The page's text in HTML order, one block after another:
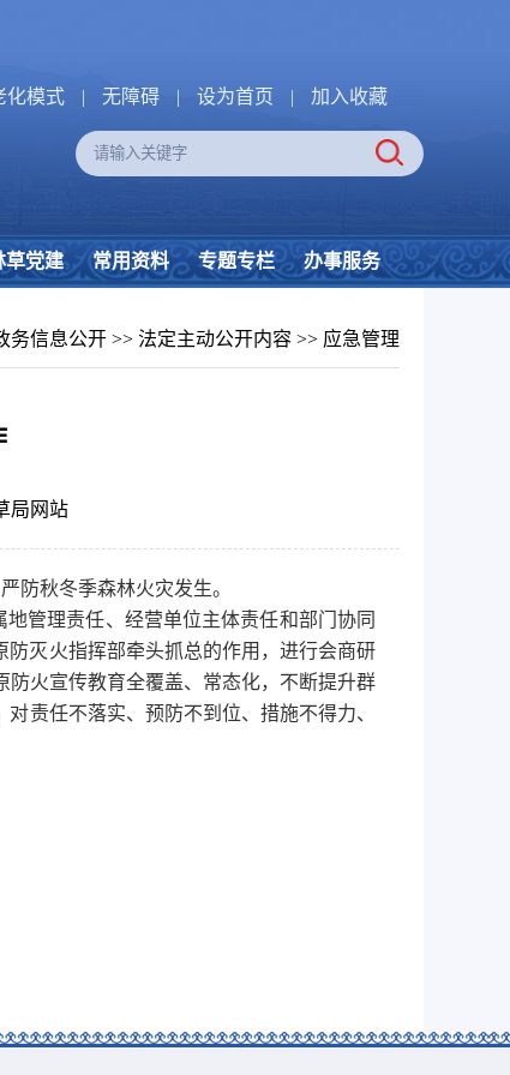
化模式 | 无障碍 | 设为首页 | 加入收藏
草党建 常用资料 专题专栏 办事服务
务信息公开 >> 法定主动公开内容 >> 应急管理
局网站
防秋冬季森林火灾发生。
管理责任、经营单位主体责任和部门协同
防灭火指挥部牵头抓总的作用，进行会商研
火宣传教育全覆盖、常态化，不断提升群
责任不落实、预防不到位、措施不得力、